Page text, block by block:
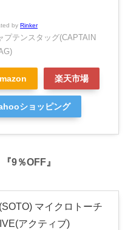
by Rinker
プテンスタッグ(CAPTAIN
楽天市場
ショッピング
9％OFF』
マイクロトーチ
アクティブ)